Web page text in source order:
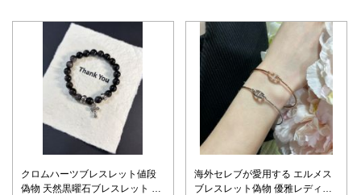
クロムハーツブレスレット値段
偽物 天然黒曜石ブレスレット 運
海外セレブが愛用する エルメス
ブレスレット偽物 優雅レディー